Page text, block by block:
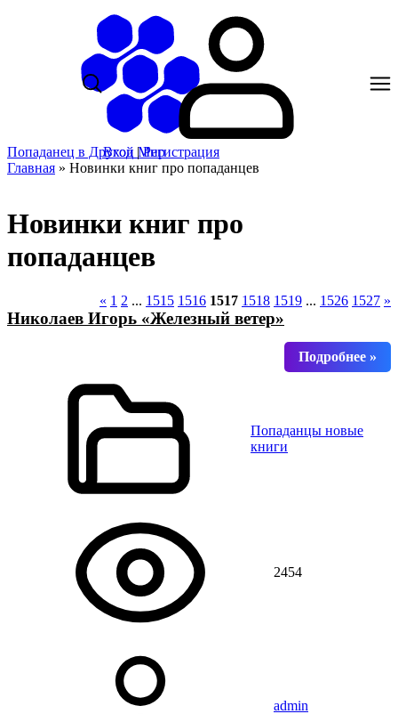
Попаданец в Другой Мир
Вход |Регистрация
Главная » Новинки книг про попаданцев
Новинки книг про
попаданцев
« 1 2 ... 1515 1516 1517 1518 1519 ... 1526 1527 »
Николаев Игорь «Железный ветер»
Попаданцы новые
книги
2454
admin